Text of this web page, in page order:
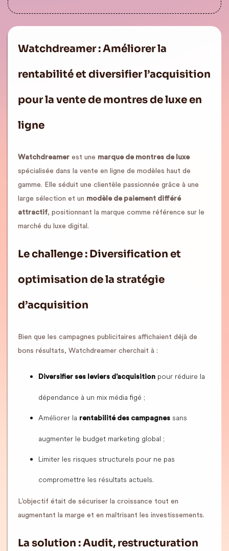
Watchdreamer : Améliorer la
rentabilité et diversifier l’acquisition
pour la vente de montres de luxe en
ligne
Watchdreamer est une marque de montres de luxe
spécialisée dans la vente en ligne de modèles haut de
gamme. Elle séduit une clientèle passionnée grâce à une
large sélection et un modèle de paiement différé
attractif, positionnant la marque comme référence sur le
marché du luxe digital.
Le challenge : Diversification et
optimisation de la stratégie
d’acquisition
Bien que les campagnes publicitaires affichaient déjà de
bons résultats, Watchdreamer cherchait à :
Diversifier ses leviers d’acquisition pour réduire la
dépendance à un mix média figé ;
Améliorer la rentabilité des campagnes sans
augmenter le budget marketing global ;
Limiter les risques structurels pour ne pas
compromettre les résultats actuels.
L’objectif était de sécuriser la croissance tout en
augmentant la marge et en maîtrisant les investissements.
La solution : Audit, restructuration